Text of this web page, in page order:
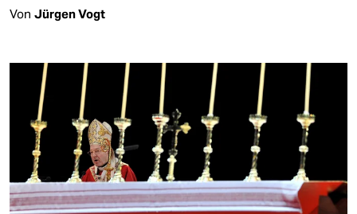
Von Jürgen Vogt